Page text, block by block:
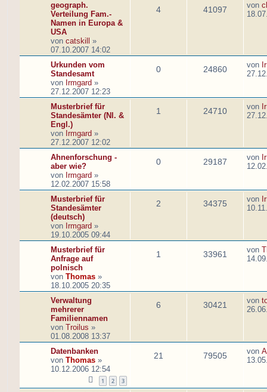
geograph.
Verteilung Fam.-
Namen in Europa &
USA
von catskill
»
07.10.2007 14:02
4 41097 von
Urkunden vom
Standesamt
von Irmgard »
27.12.2007 12:23
0 24860 von
Musterbrief für
Standesämter (Nl. &
Engl.)
von Irmgard »
27.12.2007 12:02
1 24710 von
Ahnenforschung -
aber wie?
von Irmgard »
12.02.2007 15:58
0 29187 von
Musterbrief für
Standesämter
(deutsch)
von Irmgard »
19.10.2005 09:44
2 34375 von
Musterbrief für
Anfrage auf
polnisch
von Thomas »
18.10.2005 20:35
1 33961 von
Verwaltung
mehrerer
Familiennamen
von Troilus »
01.08.2008 13:37
6 30421 von
Datenbanken
von Thomas »
10.12.2006 12:54
1 2 3
21 79505 von